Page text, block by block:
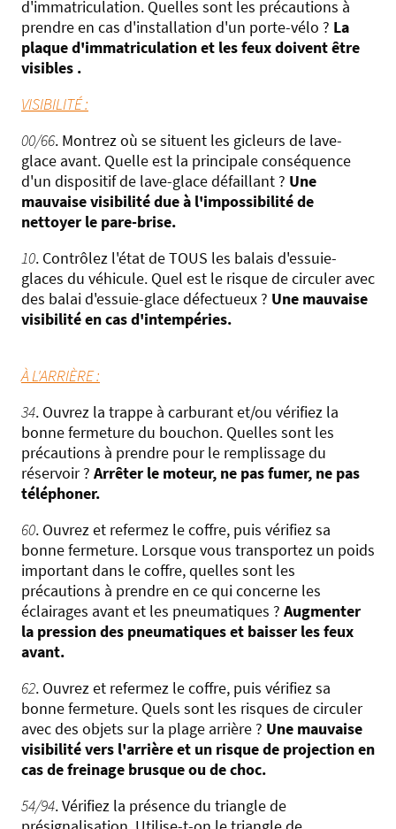
d'immatriculation. Quelles sont les précautions à
prendre en cas d'installation d'un porte-vélo ? La
plaque d'immatriculation et les feux doivent être
visibles .
VISIBILITÉ :
00/66. Montrez où se situent les gicleurs de lave-
glace avant. Quelle est la principale conséquence
d'un dispositif de lave-glace défaillant ? Une
mauvaise visibilité due à l'impossibilité de
nettoyer le pare-brise.
10. Contrôlez l'état de TOUS les balais d'essuie-
glaces du véhicule. Quel est le risque de circuler avec
des balai d'essuie-glace défectueux ? Une mauvaise
visibilité en cas d'intempéries.
À L'ARRIÈRE :
34. Ouvrez la trappe à carburant et/ou vérifiez la
bonne fermeture du bouchon. Quelles sont les
précautions à prendre pour le remplissage du
réservoir ? Arrêter le moteur, ne pas fumer, ne pas
téléphoner.
60. Ouvrez et refermez le coffre, puis vérifiez sa
bonne fermeture. Lorsque vous transportez un poids
important dans le coffre, quelles sont les
précautions à prendre en ce qui concerne les
éclairages avant et les pneumatiques ? Augmenter
la pression des pneumatiques et baisser les feux
avant.
62. Ouvrez et refermez le coffre, puis vérifiez sa
bonne fermeture. Quels sont les risques de circuler
avec des objets sur la plage arrière ? Une mauvaise
visibilité vers l'arrière et un risque de projection en
cas de freinage brusque ou de choc.
54/94. Vérifiez la présence du triangle de